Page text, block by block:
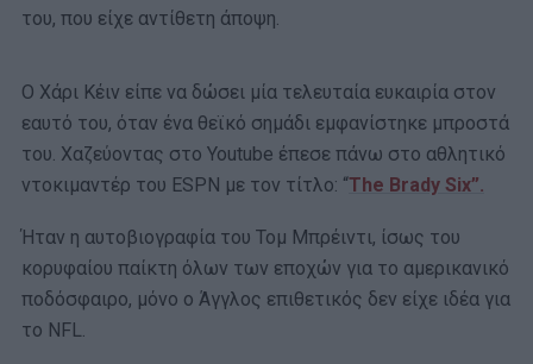
του, που είχε αντίθετη άποψη.
Ο Χάρι Κέιν είπε να δώσει μία τελευταία ευκαιρία στον
εαυτό του, όταν ένα θεϊκό σημάδι εμφανίστηκε μπροστά
του. Χαζεύοντας στo Youtube έπεσε πάνω στο αθλητικό
ντοκιμαντέρ του ESPN με τον τίτλο: “The Brady Six”.
Ήταν η αυτοβιογραφία του Τομ Μπρέιντι, ίσως του
κορυφαίου παίκτη όλων των εποχών για το αμερικανικό
ποδόσφαιρο, μόνο ο Άγγλος επιθετικός δεν είχε ιδέα για
το NFL.